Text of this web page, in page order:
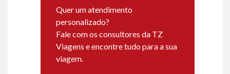
Quer um atendimento
personalizado?
Fale com os consultores da TZ
Viagens e encontre tudo para a sua
viagem.